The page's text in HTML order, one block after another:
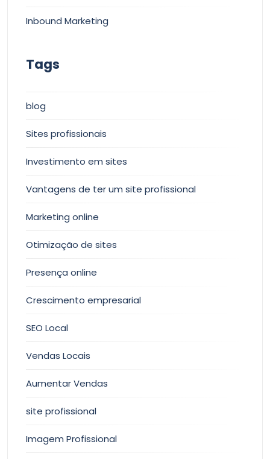
Inbound Marketing
Tags
blog
Sites profissionais
Investimento em sites
Vantagens de ter um site profissional
Marketing online
Otimização de sites
Presença online
Crescimento empresarial
SEO Local
Vendas Locais
Aumentar Vendas
site profissional
Imagem Profissional